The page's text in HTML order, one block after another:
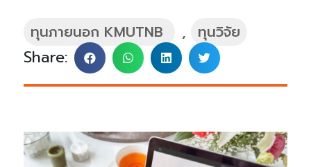
ทุนภายนอก KMUTNB , ทุนวิจัย